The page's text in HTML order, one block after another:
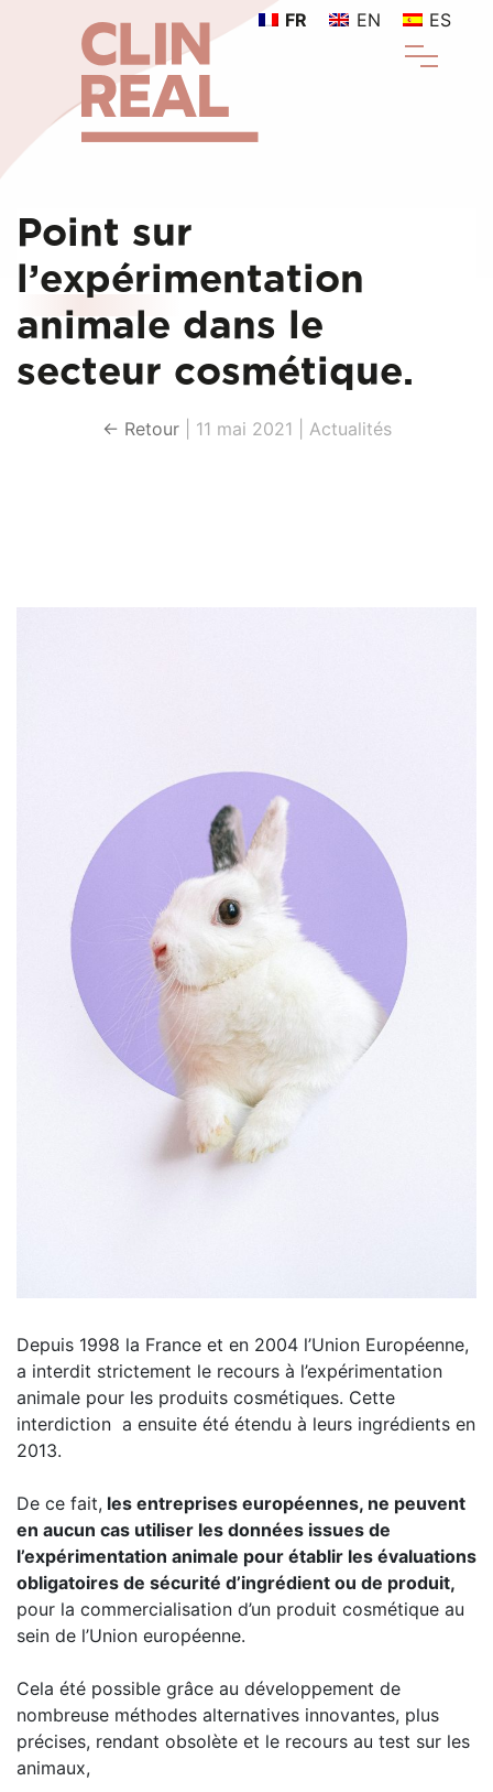
FR EN ES
Point sur
l’expérimentation
animale dans le
secteur cosmétique.
← Retour 11 mai 2021 Actualités
Depuis 1998 la France et en 2004 l’Union Européenne,
a interdit strictement le recours à l’expérimentation
animale pour les produits cosmétiques. Cette
interdiction a ensuite été étendu à leurs ingrédients en
2013.
De ce fait, les entreprises européennes, ne peuvent
en aucun cas utiliser les données issues de
l’expérimentation animale pour établir les évaluations
obligatoires de sécurité d’ingrédient ou de produit,
pour la commercialisation d’un produit cosmétique au
sein de l’Union européenne.
Cela été possible grâce au développement de
nombreuse méthodes alternatives innovantes, plus
précises, rendant obsolète et le recours au test sur les
animaux,